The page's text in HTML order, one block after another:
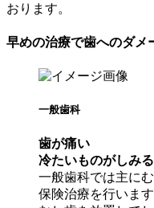
おります。
早めの治療で歯へのダメ
一般歯科
歯が痛い
冷たいものがしみる
一般歯科では主に
保険治療を行います